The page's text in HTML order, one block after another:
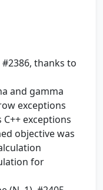
thanks to
and gamma
exceptions
exceptions
objective was
for